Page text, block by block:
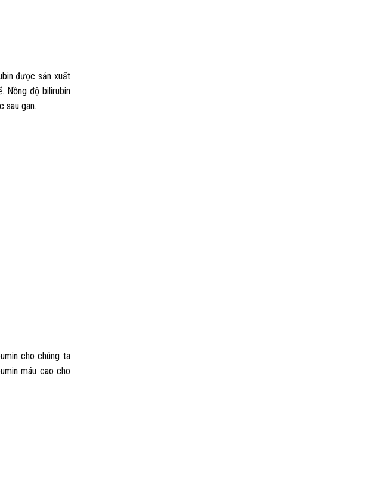
được sản xuất
Nồng độ bilirubin
sau gan.
cho chúng ta
máu cao cho